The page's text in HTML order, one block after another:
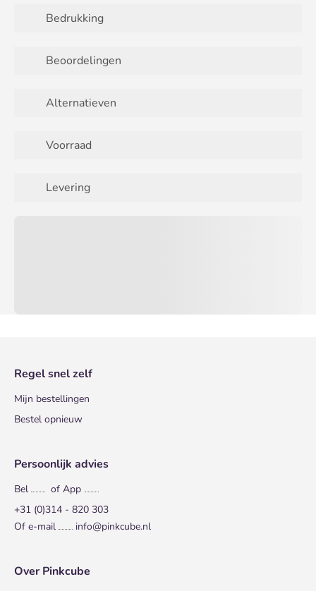
Bedrukking
Beoordelingen
Alternatieven
Voorraad
Levering
Regel snel zelf
Mijn bestellingen
Bestel opnieuw
Persoonlijk advies
Bel
of App
+31 (0)314 - 820 303
Of e-mail
info@pinkcube.nl
Over Pinkcube